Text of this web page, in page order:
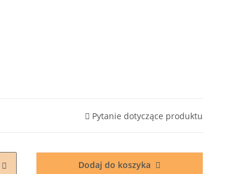
Pytanie dotyczące produktu
Dodaj do koszyka